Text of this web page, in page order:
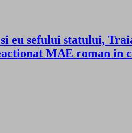
sefului statului,
MAE roman in